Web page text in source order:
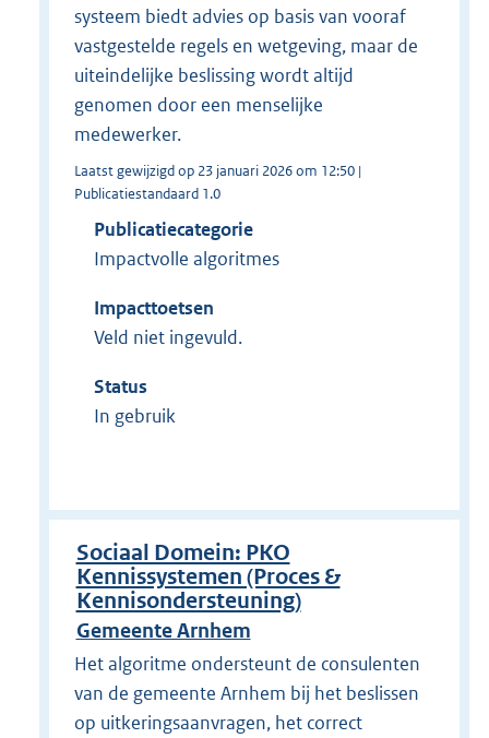
systeem biedt advies op basis van vooraf
vastgestelde regels en wetgeving, maar de
uiteindelijke beslissing wordt altijd
genomen door een menselijke
medewerker.
Laatst gewijzigd op 23 januari 2026 om 12:50 |
Publicatiestandaard 1.0
Publicatiecategorie
Impactvolle algoritmes
Impacttoetsen
Veld niet ingevuld.
Status
In gebruik
Sociaal Domein: PKO
Kennissystemen (Proces &
Kennisondersteuning)
Gemeente Arnhem
Het algoritme ondersteunt de consulenten
van de gemeente Arnhem bij het beslissen
op uitkeringsaanvragen, het correct